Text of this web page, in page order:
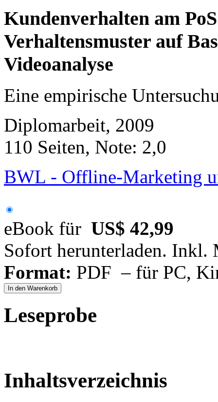
Kundenverhalten am
Verhaltensmuster auf
Videoanalyse
Eine empirische
Diplomarbeit, 2009
110 Seiten, Note: 2,0
BWL - Offline-Marketing
eBook für US$ 42,99
Sofort herunterladen. Inkl.
Format: PDF – für PC,
In den Warenkorb
Leseprobe
Inhaltsverzeichnis